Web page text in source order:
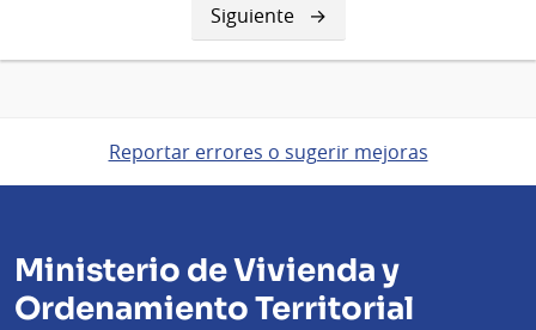
Siguiente
página
Siguiente
Reportar errores o sugerir mejoras
Ministerio de Vivienda y
Ordenamiento Territorial